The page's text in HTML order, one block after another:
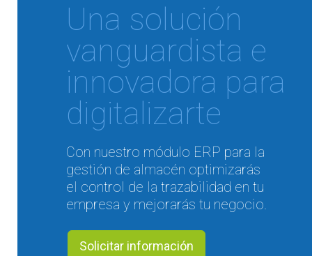
Una solución
vanguardista e
innovadora para
digitalizarte
Con nuestro módulo ERP para la
gestión de almacén optimizarás
el control de la trazabilidad en tu
empresa y mejorarás tu negocio.
Solicitar información